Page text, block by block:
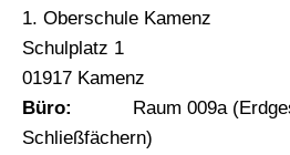
1. Oberschule Kamenz
Schulplatz 1
01917 Kamenz
Büro:
Raum 009a
Schließfächern)